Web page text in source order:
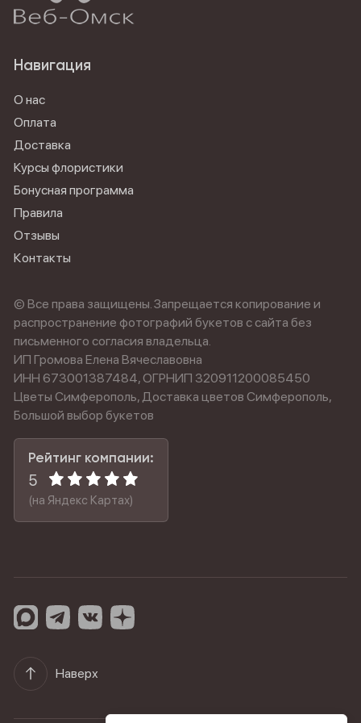
Навигация
О нас
Оплата
Доставка
Курсы флористики
Бонусная программа
Правила
Отзывы
Контакты
© Все права защищены. Запрещается копирование и
распространение фотографий букетов с сайта без
письменного согласия владельца.
ИП Громова Елена Вячеславовна
ИНН 673001387484, ОГРНИП 320911200085450
Цветы Симферополь, Доставка цветов Симферополь,
Большой выбор букетов
Рейтинг компании:
5
(на Яндекс Картах)
Наверх